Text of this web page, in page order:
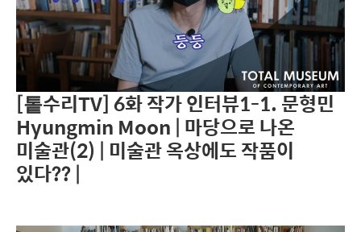
[톹수리TV] 6화 작가 인터뷰1-1. 문형민
Hyungmin Moon | 마당으로 나온
미술관(2) | 미술관 옥상에도 작품이
있다?? |